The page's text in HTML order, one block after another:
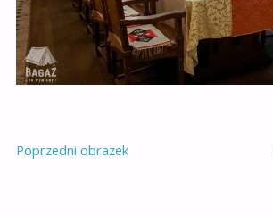
Poprzedni obrazek